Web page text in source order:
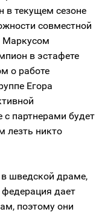
в текущем сезоне
совместной
Маркусом
в эстафете
о работе
Егора
партнерами будет
лезть никто
шведской драме,
дает
поэтому они